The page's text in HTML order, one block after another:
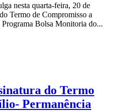
nesta quarta-feira, 20 de
Termo de Compromisso a
Programa Bolsa Monitoria do...
do Termo
Permanência